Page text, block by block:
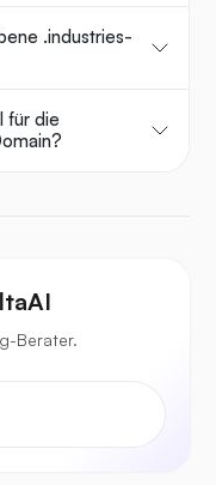
.industries-
für die
Berater.